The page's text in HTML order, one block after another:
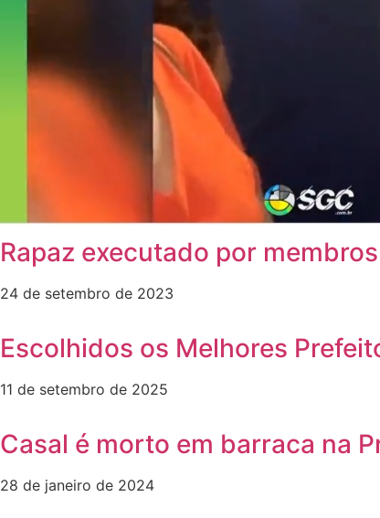
Rapaz executado por
24 de setembro de 2023
Escolhidos os Melhores
11 de setembro de 2025
Casal é morto em barraca na
28 de janeiro de 2024